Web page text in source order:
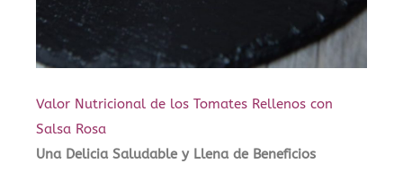
Valor Nutricional de los Tomates Rellenos con
Salsa Rosa
Una Delicia Saludable y Llena de Beneficios